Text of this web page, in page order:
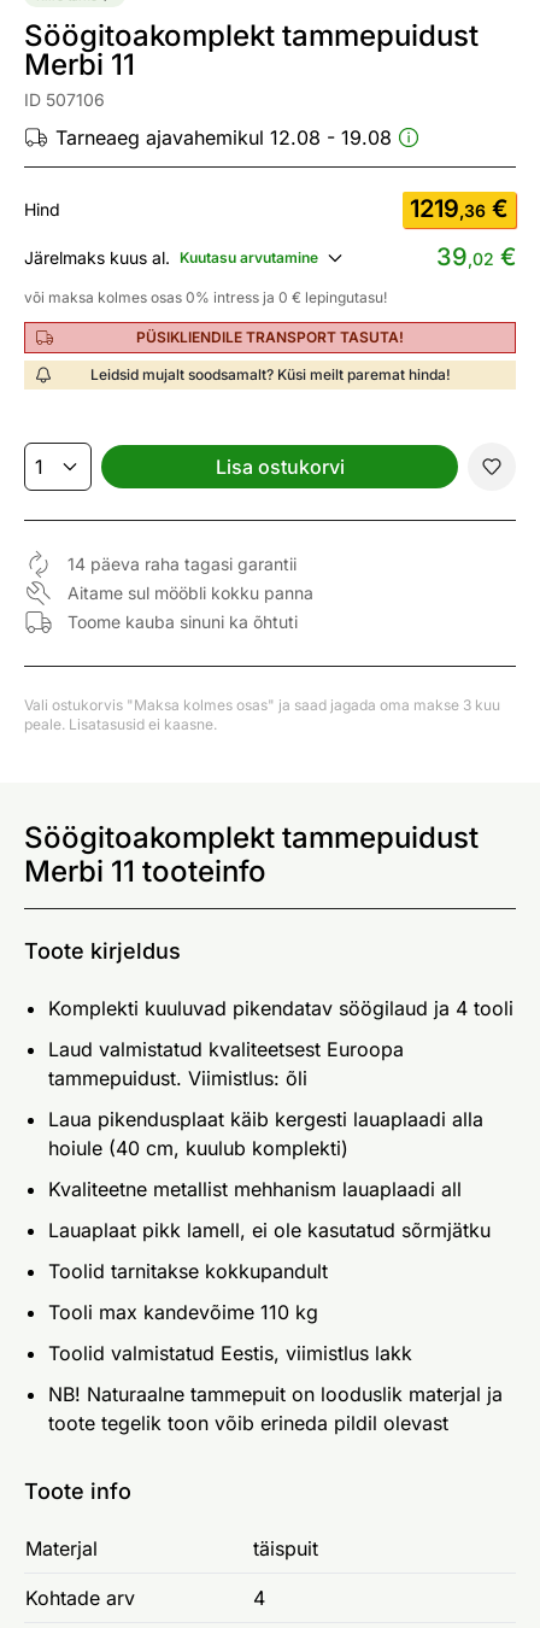
Söögitoakomplekt tammepuidust
Merbi 11
ID 507106
Tarneaeg ajavahemikul 12.08 - 19.08
Hind 1219,36 €
Järelmaks kuus al. Kuutasu arvutamine 39,02 €
või maksa kolmes osas 0% intress ja 0 € lepingutasu!
PÜSIKLIENDILE TRANSPORT TASUTA!
Leidsid mujalt soodsamalt? Küsi meilt paremat hinda!
Lisa ostukorvi
14 päeva raha tagasi garantii
Aitame sul mööbli kokku panna
Toome kauba sinuni ka õhtuti
Vali ostukorvis "Maksa kolmes osas" ja saad jagada oma makse 3 kuu
peale. Lisatasusid ei kaasne.
Söögitoakomplekt tammepuidust
Merbi 11 tooteinfo
Toote kirjeldus
Komplekti kuuluvad pikendatav söögilaud ja 4 tooli
Laud valmistatud kvaliteetsest Euroopa
tammepuidust. Viimistlus: õli
Laua pikendusplaat käib kergesti lauaplaadi alla
hoiule (40 cm, kuulub komplekti)
Kvaliteetne metallist mehhanism lauaplaadi all
Lauaplaat pikk lamell, ei ole kasutatud sõrmjätku
Toolid tarnitakse kokkupandult
Tooli max kandevõime 110 kg
Toolid valmistatud Eestis, viimistlus lakk
NB! Naturaalne tammepuit on looduslik materjal ja
toote tegelik toon võib erineda pildil olevast
Toote info
Materjal täispuit
Kohtade arv 4